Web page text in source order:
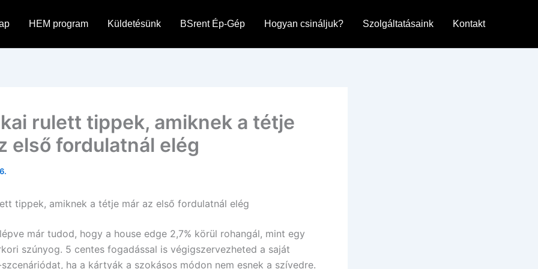
HEM program Küldetésünk BSrent Ép-Gép Hogyan csináljuk? Szolgáltatásaink Kontakt
rulett tippek, amiknek a tétje
első fordulatnál elég
tippek, amiknek a tétje már az első fordulatnál elég
már tudod, hogy a house edge 2,7% körül rohangál, mint egy
szúnyog. 5 centes fogadással is végigszervezheted a saját
ha a kártyák a szokásos módon nem esnek a szívedre.